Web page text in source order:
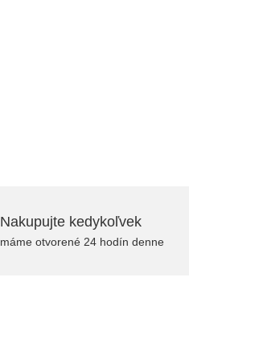
Nakupujte kedykoľvek
máme otvorené 24 hodín denne